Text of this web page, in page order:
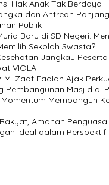
Hak Anak Tak Berdaya
dan Antrean
Publik
Baru di SD Negeri:
Sekolah Swasta?
Jangkau
VIOLA
M. Zaaf Fadlan Ajak
Pembangunan Masjid di
Yayasan Alimbas
Momentum Membangun
Amanah
Ideal dalam Perspektif